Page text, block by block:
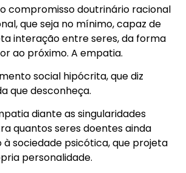
compromisso doutrinário racional
que seja no mínimo, capaz de
interação entre seres, da forma
ao próximo. A empatia.
social hipócrita, que diz
que desconheça.
diante as singularidades
quantos seres doentes ainda
à sociedade psicótica, que projeta
personalidade.